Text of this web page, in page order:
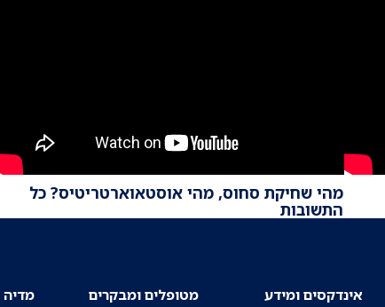
מהי שחיקת סחוס, מהי אוסטאוארטריטיס? כל
התשובות
אינדקסים ומידע מטופלים ומבקרים מדיה